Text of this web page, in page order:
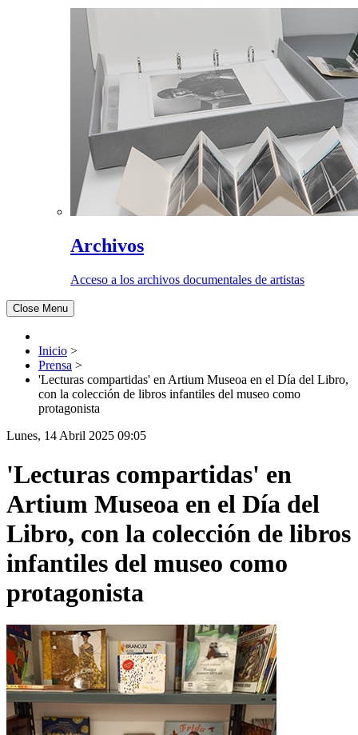
Archivos
Acceso a los archivos documentales de artistas
Close Menu
Inicio >
Prensa >
'Lecturas compartidas' en Artium Museoa en el Día del Libro,
con la colección de libros infantiles del museo como
protagonista
Lunes, 14 Abril 2025 09:05
'Lecturas compartidas' en
Artium Museoa en el Día del
Libro, con la colección de libros
infantiles del museo como
protagonista